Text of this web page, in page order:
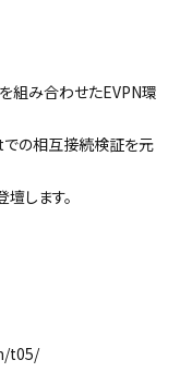
み合わせたEVPN環
相互接続検証を元
します。
t05/